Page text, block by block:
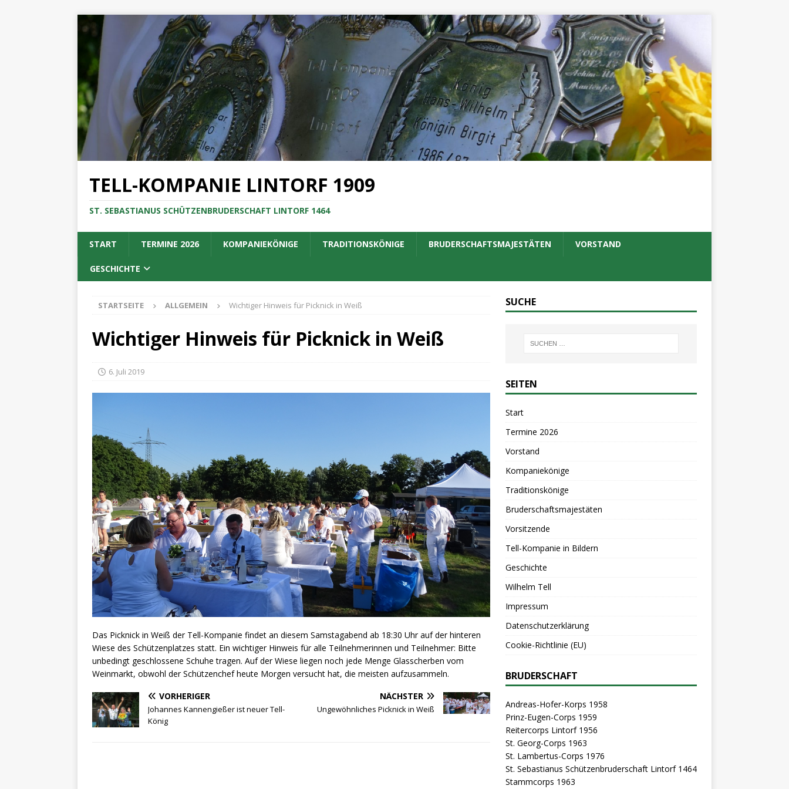
TELL-KOMPANIE LINTORF 1909
ST. SEBASTIANUS SCHÜTZENBRUDERSCHAFT LINTORF 1464
START TERMINE 2026 KOMPANIEKÖNIGE TRADITIONSKÖNIGE BRUDERSCHAFTSMAJESTÄTEN VORSTAND
GESCHICHTE
STARTSEITE ALLGEMEIN Wichtiger Hinweis für Picknick in Weiß
Wichtiger Hinweis für Picknick in Weiß
6. Juli 2019
Das Picknick in Weiß der Tell-Kompanie findet an diesem Samstagabend ab 18:30 Uhr auf der hinteren
Wiese des Schützenplatzes statt. Ein wichtiger Hinweis für alle Teilnehmerinnen und Teilnehmer: Bitte
unbedingt geschlossene Schuhe tragen. Auf der Wiese liegen noch jede Menge Glasscherben vom
Weinmarkt, obwohl der Schützenchef heute Morgen versucht hat, die meisten aufzusammeln.
VORHERIGER
Johannes Kannengießer ist neuer Tell-
König
NÄCHSTER
Ungewöhnliches Picknick in Weiß
SUCHE
SEITEN
Start
Termine 2026
Vorstand
Kompaniekönige
Traditionskönige
Bruderschaftsmajestäten
Vorsitzende
Tell-Kompanie in Bildern
Geschichte
Wilhelm Tell
Impressum
Datenschutzerklärung
Cookie-Richtlinie (EU)
BRUDERSCHAFT
Andreas-Hofer-Korps 1958
Prinz-Eugen-Corps 1959
Reitercorps Lintorf 1956
St. Georg-Corps 1963
St. Lambertus-Corps 1976
St. Sebastianus Schützenbruderschaft Lintorf 1464
Stammcorps 1963